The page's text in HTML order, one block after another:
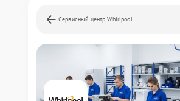
Сервисный центр Whirlpool